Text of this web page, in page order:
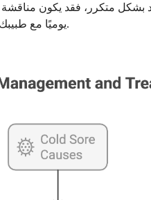
بشكل متكرر، فقد يكون مناقشة
يوميًا مع طبيبك أمرًا يستحق الاهتمام.